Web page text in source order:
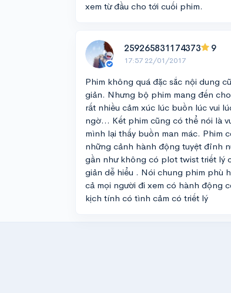
xem từ đầu cho tới cuối phim.
259265831174373 9
17:57 22/01/2017
Phim không quá đặc sắc nội dung
giản. Nhưng bộ phim mang đến
rất nhiều cảm xúc lúc buồn lúc vui
ngờ... Kết phim cũng có thể nói là
mình lại thấy buồn man mác. Phim
những cảnh hành động tuyệt đỉnh
gần như không có plot twist triết lý
giản dễ hiểu . Nói chung phim phù
cả mọi người đi xem có hành động
kịch tính có tình cảm có triết lý